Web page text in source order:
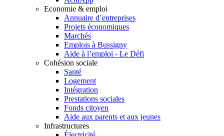
Economie & emploi
Annuaire d’entreprises
Projets économiques
Marchés
Emplois à Bussigny
Aide à l’emploi - Le Défi
Cohésion sociale
Santé
Logement
Intégration
Prestations sociales
Fonds citoyen
Aide aux parents et aux jeunes
Infrastructures